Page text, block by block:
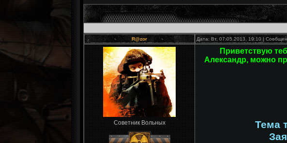
R@zor Дата: Вт, 07.05.2013, 19:10 |
Советник Вольных
Приветствую
Александр, можно
Тема